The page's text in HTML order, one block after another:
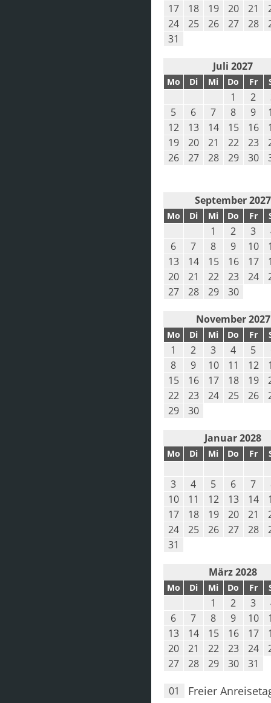
17
18 19 20 21
24
25 26 27 28
31
Juli 2027
Mo Di Mi Do Fr
1 2
5
6 7 8 9
12
13 14 15 16
19
20 21 22 23
26
27 28 29 30
September 2027
Mo Di Mi Do Fr
1 2 3
6
7 8 9 10
13
14 15 16 17
20
21 22 23 24
27
28 29 30
November 2027
Mo Di Mi Do Fr
1 2 3 4 5
8
9 10 11 12
15
16 17 18 19
22
23 24 25 26
29
30
Januar 2028
Mo Di Mi Do Fr
3
4 5 6 7
10
11 12 13 14
17
18 19 20 21
24
25 26 27 28
31
März 2028
Mo Di Mi Do Fr
1 2 3
6
7 8 9 10
13
14 15 16 17
20
21 22 23 24
27
28 29 30 31
01 Freier